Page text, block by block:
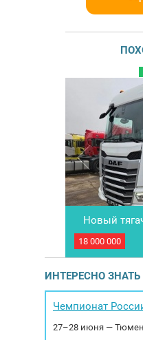
Новый тягач
см3 МБН 7882
топливный бак
Новый
18 000 000
ИНТЕРЕСНО ЗНАТЬ
Чемпионат
27–28 июня —